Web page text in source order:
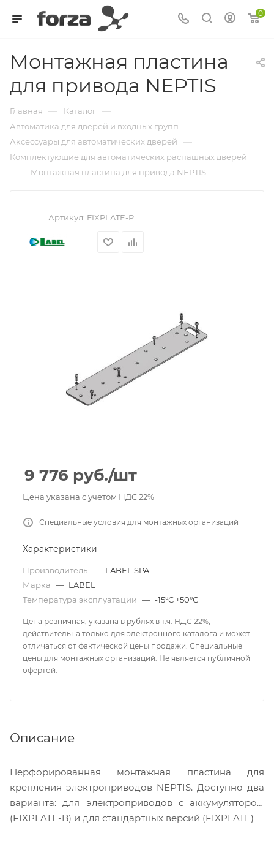
0
Монтажная пластина
для привода NEPTIS
Главная — Каталог —
Автоматика для дверей и входных групп —
Аксессуары для автоматических дверей —
Комплектующие для автоматических распашных дверей
— Монтажная пластина для привода NEPTIS
Артикул: FIXPLATE-P
9 776 руб./шт
Цена указана с учетом НДС 22%
Специальные условия для монтажных организаций
Характеристики
Производитель — LABEL SPA
Марка — LABEL
Температура эксплуатации — -15°С +50°С
Цена розничная, указана в рублях в т.ч. НДС 22%,
действительна только для электронного каталога и может
отличаться от фактической цены продажи. Специальные
цены для монтажных организаций. Не является публичной
офертой.
Описание
Перфорированная монтажная пластина для
крепления электроприводов NEPTIS. Доступно два
варианта: для электроприводов с аккумулятором
(FIXPLATE-B) и для стандартных версий (FIXPLATE)